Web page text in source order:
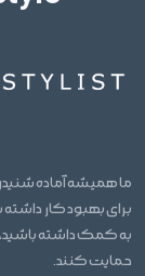
ما همیشه آماده
برای بهبود کار
به کمک داشته
حمایت کنند.